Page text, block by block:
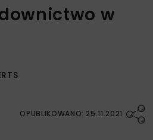
w
OPUBLIKOWANO: 25.11.2021